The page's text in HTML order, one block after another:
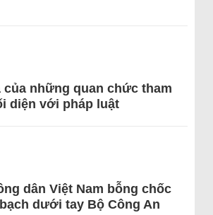
của những quan chức tham
diện với pháp luật
dân Việt Nam bỗng chốc
dưới tay Bộ Công An